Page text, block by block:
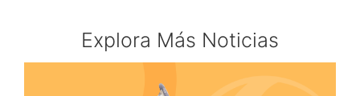
Explora Más Noticias